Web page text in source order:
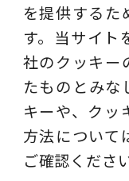
ビジネステー
動画ライブラ
採用サイト
プ
を提供するた
す。当サイト
社のクッキー
たものとみな
キーや、クッ
方法について
ご確認くださ